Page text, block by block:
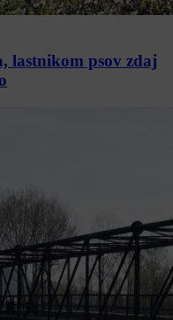
lastnikom psov zdaj